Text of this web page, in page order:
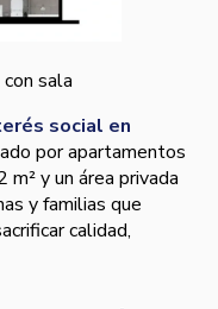
sala
social en
por apartamentos
y un área privada
y familias que
calidad,